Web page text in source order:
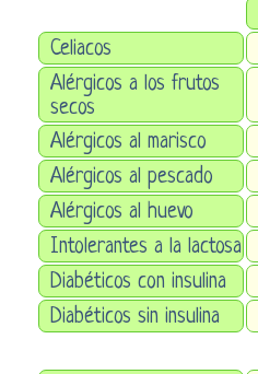
Celiacos
Alérgicos a los frutos
secos
Alérgicos al marisco
Alérgicos al pescado
Alérgicos al huevo
Intolerantes a la lactosa
Diabéticos con insulina
Diabéticos sin insulina